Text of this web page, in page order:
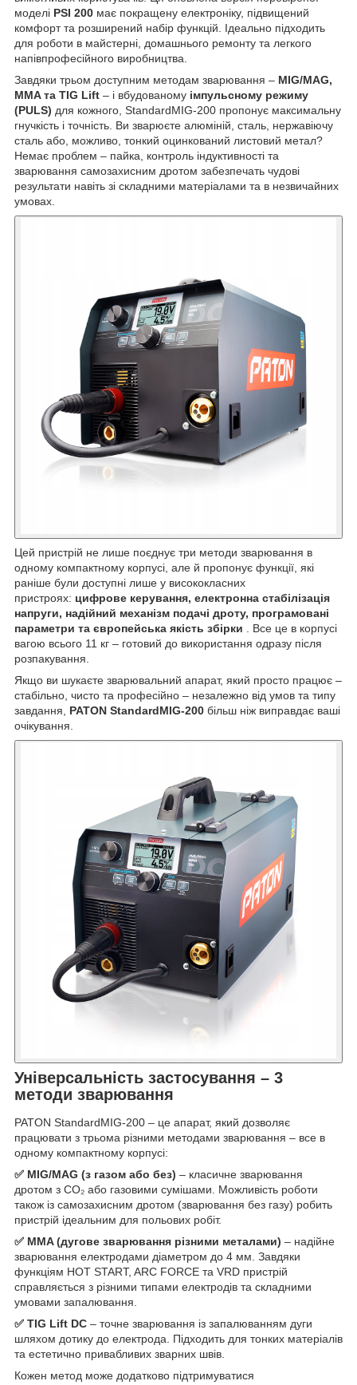
моделі PSI 200 має покращену електроніку, підвищений
комфорт та розширений набір функцій. Ідеально підходить
для роботи в майстерні, домашнього ремонту та легкого
напівпрофесійного виробництва.
Завдяки трьом доступним методам зварювання – MIG/MAG,
MMA та TIG Lift – і вбудованому імпульсному режиму
(PULS) для кожного, StandardMIG-200 пропонує максимальну
гнучкість і точність. Ви зварюєте алюміній, сталь, нержавіючу
сталь або, можливо, тонкий оцинкований листовий метал?
Немає проблем – пайка, контроль індуктивності та
зварювання самозахисним дротом забезпечать чудові
результати навіть зі складними матеріалами та в незвичайних
умовах.
Цей пристрій не лише поєднує три методи зварювання в
одному компактному корпусі, але й пропонує функції, які
раніше були доступні лише у висококласних
пристроях: цифрове керування, електронна стабілізація
напруги, надійний механізм подачі дроту, програмовані
параметри та європейська якість збірки . Все це в корпусі
вагою всього 11 кг – готовий до використання одразу після
розпакування.
Якщо ви шукаєте зварювальний апарат, який просто працює –
стабільно, чисто та професійно – незалежно від умов та типу
завдання, PATON StandardMIG-200 більш ніж виправдає ваші
очікування.
Універсальність застосування – 3
методи зварювання
PATON StandardMIG-200 – це апарат, який дозволяє
працювати з трьома різними методами зварювання – все в
одному компактному корпусі:
✅ MIG/MAG (з газом або без) – класичне зварювання
дротом з CO₂ або газовими сумішами. Можливість роботи
також із самозахисним дротом (зварювання без газу) робить
пристрій ідеальним для польових робіт.
✅ MMA (дугове зварювання різними металами) – надійне
зварювання електродами діаметром до 4 мм. Завдяки
функціям HOT START, ARC FORCE та VRD пристрій
справляється з різними типами електродів та складними
умовами запалювання.
✅ TIG Lift DC – точне зварювання із запалюванням дуги
шляхом дотику до електрода. Підходить для тонких матеріалів
та естетично привабливих зварних швів.
Кожен метод може додатково підтримуватися